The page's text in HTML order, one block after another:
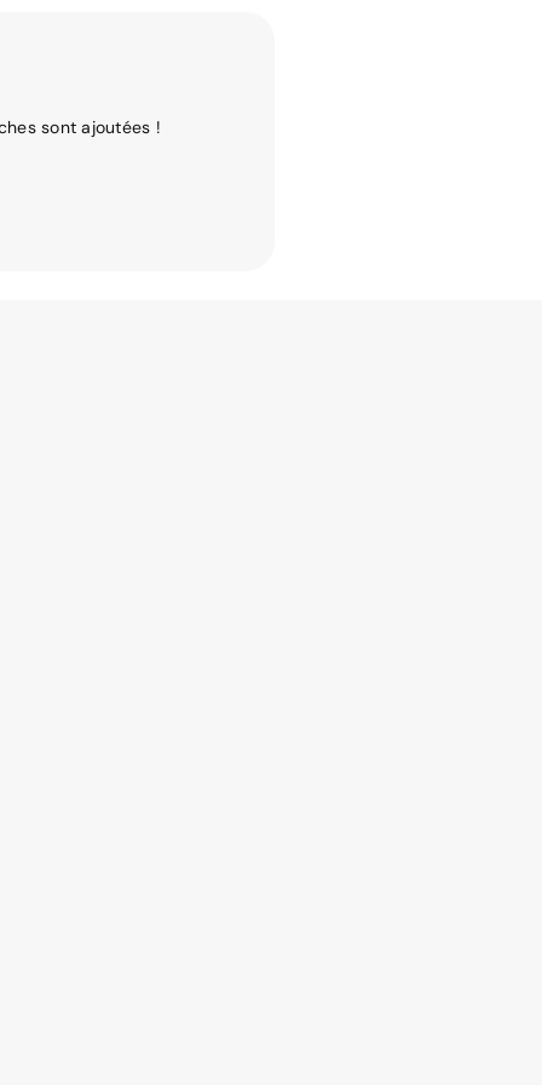
sont ajoutées !